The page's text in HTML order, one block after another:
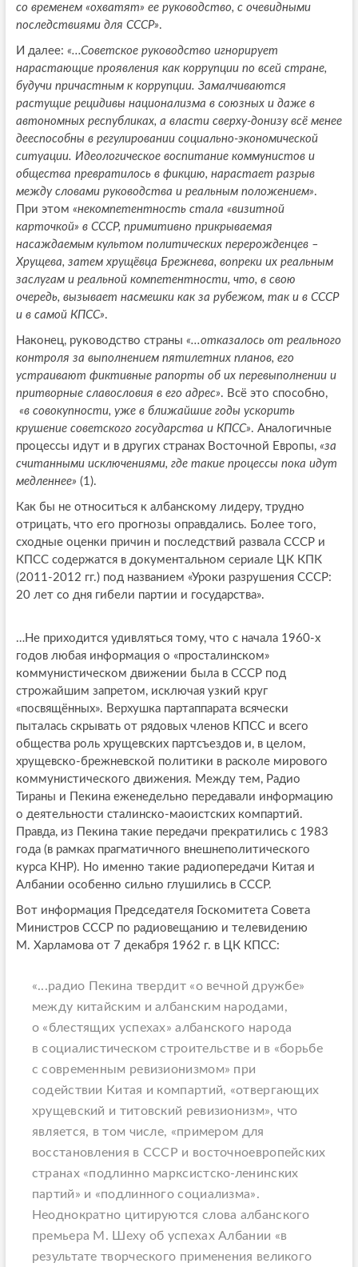
со временем «охватят» ее руководство, с очевидными
последствиями для СССР».
И далее: «...Советское руководство игнорирует
нарастающие проявления как коррупции по всей стране,
будучи причастным к коррупции. Замалчиваются
растущие рецидивы национализма в союзных и даже в
автономных республиках, а власти сверху-донизу всё менее
дееспособны в регулировании социально-экономической
ситуации. Идеологическое воспитание коммунистов и
общества превратилось в фикцию, нарастает разрыв
между словами руководства и реальным положением».
При этом «некомпетентность стала «визитной
карточкой» в СССР, примитивно прикрываемая
насаждаемым культом политических перерожденцев –
Хрущева, затем хрущёвца Брежнева, вопреки их реальным
заслугам и реальной компетентности, что, в свою
очередь, вызывает насмешки как за рубежом, так и в СССР
и в самой КПСС».
Наконец, руководство страны «...отказалось от реального
контроля за выполнением пятилетних планов, его
устраивают фиктивные рапорты об их перевыполнении и
притворные славословия в его адрес». Всё это способно,
«в совокупности, уже в ближайшие годы ускорить
крушение советского государства и КПСС». Аналогичные
процессы идут и в других странах Восточной Европы, «за
считанными исключениями, где такие процессы пока идут
медленнее» (1).
Как бы не относиться к албанскому лидеру, трудно
отрицать, что его прогнозы оправдались. Более того,
сходные оценки причин и последствий развала СССР и
КПСС содержатся в документальном сериале ЦК КПК
(2011-2012 гг.) под названием «Уроки разрушения СССР:
20 лет со дня гибели партии и государства».
…Не приходится удивляться тому, что с начала 1960-х
годов любая информация о «просталинском»
коммунистическом движении была в СССР под
строжайшим запретом, исключая узкий круг
«посвящённых». Верхушка партаппарата всячески
пыталась скрывать от рядовых членов КПСС и всего
общества роль хрущевских партсъездов и, в целом,
хрущевско-брежневской политики в расколе мирового
коммунистического движения. Между тем, Радио
Тираны и Пекина еженедельно передавали информацию
о деятельности сталинско-маоистских компартий.
Правда, из Пекина такие передачи прекратились с 1983
года (в рамках прагматичного внешнеполитического
курса КНР). Но именно такие радиопередачи Китая и
Албании особенно сильно глушились в СССР.
Вот информация Председателя Госкомитета Совета
Министров СССР по радиовещанию и телевидению
М. Харламова от 7 декабря 1962 г. в ЦК КПСС:
«...радио Пекина твердит «о вечной дружбе»
между китайским и албанским народами,
о «блестящих успехах» албанского народа
в социалистическом строительстве и в «борьбе
с современным ревизионизмом» при
содействии Китая и компартий, «отвергающих
хрущевский и титовский ревизионизм», что
является, в том числе, «примером для
восстановления в СССР и восточноевропейских
странах «подлинно марксистско-ленинских
партий» и «подлинного социализма».
Неоднократно цитируются слова албанского
премьера М. Шеху об успехах Албании «в
результате творческого применения великого